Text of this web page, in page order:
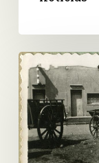
Frente
a
la
emisora
ZP
5